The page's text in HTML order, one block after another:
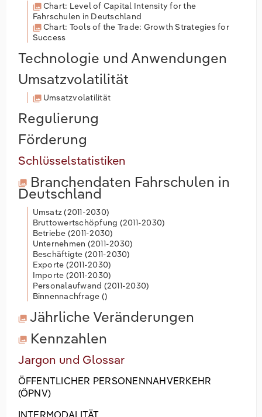
Chart: Level of Capital Intensity for the
Fahrschulen in Deutschland
Chart: Tools of the Trade: Growth Strategies for
Success
Technologie und Anwendungen
Umsatzvolatilität
Umsatzvolatilität
Regulierung
Förderung
Schlüsselstatistiken
Branchendaten Fahrschulen in
Deutschland
Umsatz (2011-2030)
Bruttowertschöpfung (2011-2030)
Betriebe (2011-2030)
Unternehmen (2011-2030)
Beschäftigte (2011-2030)
Exporte (2011-2030)
Importe (2011-2030)
Personalaufwand (2011-2030)
Binnennachfrage ()
Jährliche Veränderungen
Kennzahlen
Jargon und Glossar
ÖFFENTLICHER PERSONENNAHVERKEHR
(ÖPNV)
INTERMODALITÄT